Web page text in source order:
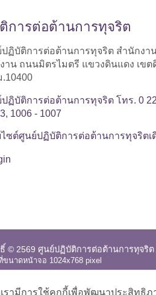
การต่อต้านการทุจริต
ฏิบัติการต่อต้านการทุจริต สำนักงา
าน ถนนมิตรไมตรี แขวงดินแดง เขต
ฏิบัติการต่อต้านการทุจริต โทร. 0
1006 - 1007
ไซต์ศูนย์ปฏิบัติการต่อต้านการทุจริตเ
© 2569 ศูนย์ปฏิบัติการต่อต้านการทุจริต
ขนาดหน้าจอ 1024x768 pixel
เรามีการใช้คุกกี้เพื่อพัฒนาประสิท